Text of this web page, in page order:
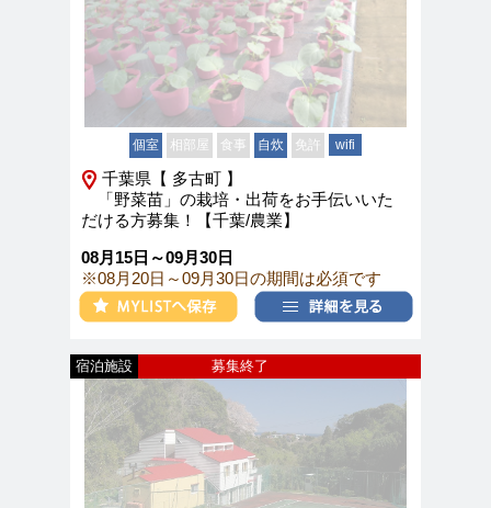
個室 相部屋 食事 自炊 免許 wifi
千葉県【 多古町 】
「野菜苗」の栽培・出荷をお手伝いいた
だける方募集！【千葉/農業】
08月15日～09月30日
※08月20日～09月30日の期間は必須です
募集終了
宿泊施設